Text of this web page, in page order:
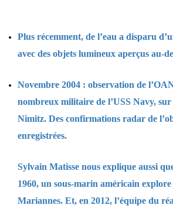
Plus récemment, de l’eau a disparu
avec des objets lumineux aperçus au-
Novembre 2004 : observation de
nombreux militaire de l’USS Navy,
Nimitz. Des confirmations radar de
enregistrées.
Sylvain Matisse nous explique aussi
1960, un sous-marin américain explore
Mariannes. Et, en 2012, l’équipe du